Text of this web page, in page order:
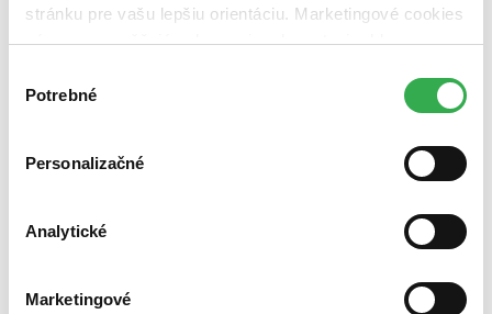
stránku pre vašu lepšiu orientáciu. Marketingové cookies
nám zas umožňujú zobrazenie relevantnej reklamy.
nám pomohlo, keby sme mohli používať všetky tieto
súhlasu
Potrebné
Personalizačné
Analytické
Marketingové
Kindle
Pre zobrazenie tohto obsahu potrebujeme sušienky.
Policajné štatistiky sú ako bikiny. Odhalia pre niekoho málo, pre
niekoho veľa, ale vždy iba toľko, ako chcel sám autor.